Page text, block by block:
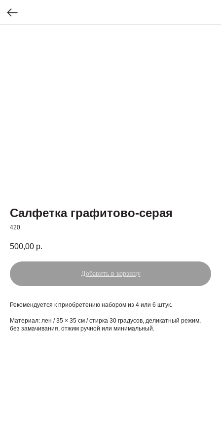
Салфетка графитово-серая
420
500,00 р.
Добавить в корзину
Рекомендуется к приобретению набором из 4 или 6 штук.
Материал: лен / 35 × 35 см / стирка 30 градусов, деликатный режим,
без замачивания, отжим ручной или минимальный.